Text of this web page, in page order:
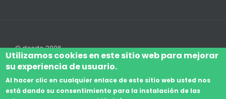
© desde 2006
Legal
Utilizamos cookies en este sitio web para mejorar
su experiencia de usuario.
Al hacer clic en cualquier enlace de este sitio web usted nos
está dando su consentimiento para la instalación de las